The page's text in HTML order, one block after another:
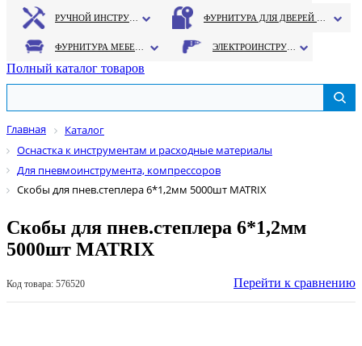
Полный каталог товаров
Главная
Каталог
Оснастка к инструментам и расходные материалы
Для пневмоинструмента, компрессоров
Скобы для пнев.степлера 6*1,2мм 5000шт MATRIX
Скобы для пнев.степлера 6*1,2мм
5000шт MATRIX
Код товара: 576520 Перейти к сравнению